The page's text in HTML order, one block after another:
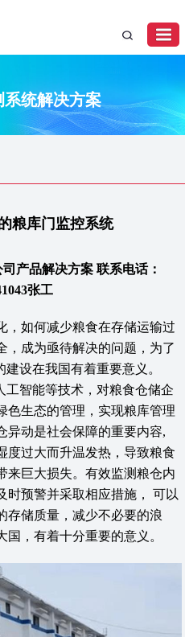
系统解决方案
粮库门监控系统
产品解决方案 联系电话：
张工
，如何减少粮食在存储运输过
，成为亟待解决的问题，为了
设在我国有着重要意义。
工智能等技术，对粮食仓储企
色生态的管理，实现粮库管理
异动是社会保障的重要内容,
度过大而升温发热，导致粮食
来巨大损失。有效监测粮仓内
时预警并采取相应措施， 可以
存储质量，减少不必要的浪
，有着十分重要的意义。